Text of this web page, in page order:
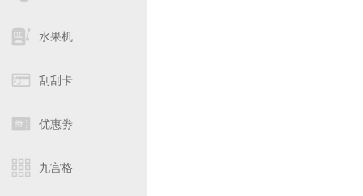
水果机
刮刮卡
优惠劵
九宫格